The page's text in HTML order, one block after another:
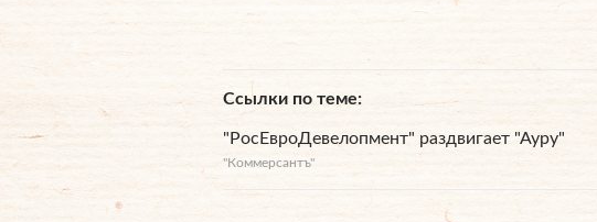
Ссылки по теме
"РосЕвроДевелопмент" раздвигает "Ауру"
"Коммерсантъ"